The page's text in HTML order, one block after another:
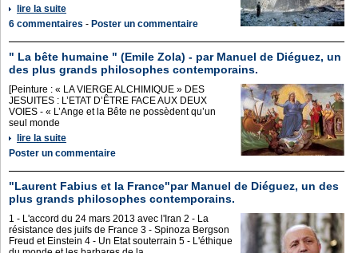
lire la suite
6 commentaires - Poster un commentaire
" La bête humaine " (Emile Zola) - par Manuel de Diéguez, un
des plus grands philosophes contemporains.
[Peinture : « LA VIERGE ALCHIMIQUE » DES
JESUITES : L’ETAT D’ÊTRE FACE AUX DEUX
VOIES - « L’Ange et la Bête ne possèdent qu’un
seul monde
lire la suite
Poster un commentaire
"Laurent Fabius et la France"par Manuel de Diéguez, un des
plus grands philosophes contemporains.
1 - L'accord du 24 mars 2013 avec l'Iran 2 - La
résistance des juifs de France 3 - Spinoza Bergson
Freud et Einstein 4 - Un Etat souterrain 5 - L'éthique